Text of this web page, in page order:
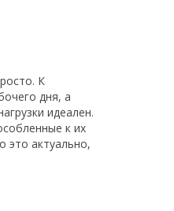
К
дня, а
идеален.
к их
это актуально,